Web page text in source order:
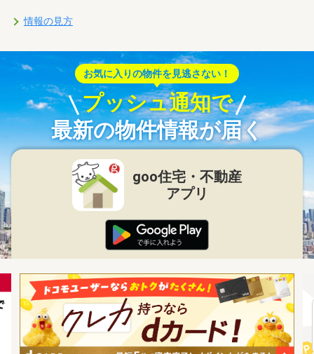
情報の見方
お気に入りの物件を見逃さない！
プッシュ通知で
最新の物件情報が届く
goo住宅・不動産
アプリ